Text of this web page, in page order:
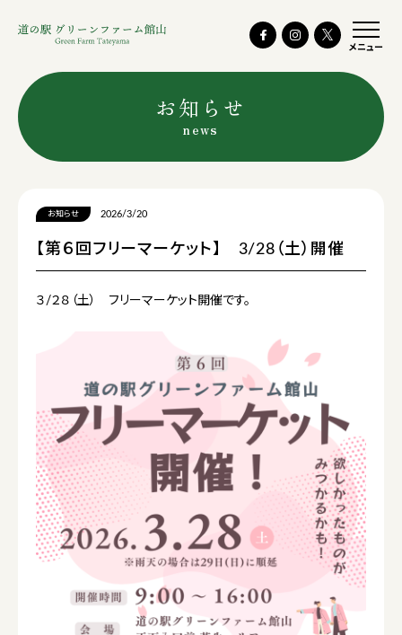
メニュー
お知らせ
news
お知らせ 2026/3/20
【第６回フリーマーケット】 3/28（土）開催
３/２８（土） フリーマーケット開催です。